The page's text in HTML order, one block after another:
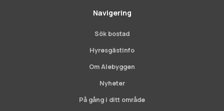
Navigering
Sök bostad
Hyresgästinfo
Om Alebyggen
Nyheter
På gång i ditt område